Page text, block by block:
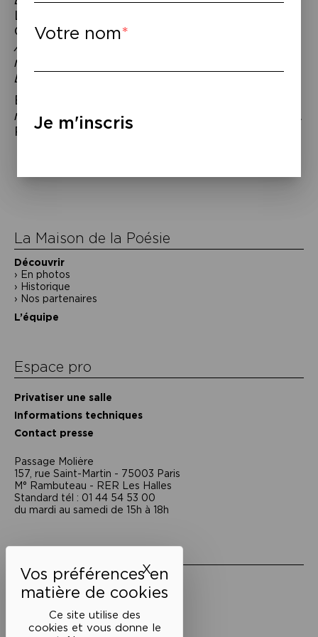
Ce site utilise des
cookies et vous donne le
XMasquer le bandeau des
Leroy, 2021 – À paraître le 4 novembre :
Coffret trilogie Deborah Levy :
Autobiographie en mouvement
ne veux pas savoir
État des lieux
Emanuele Coccia,
maison, trad. de l’italien par Léo Texier, éd.
Rivages, 2021.
de
La Maison de la Poésie
Découvrir
En photos
Historique
Nos partenaires
L’équipe
Espace pro
Privatiser une salle
Informations techniques
Contact presse
Passage Moliėre
157, rue Saint-Martin - 75003 Paris
M° Rambuteau - RER Les Halles
Standard tél : 01 44 54 53 00
du mardi au samedi de 15h à 18h
Mentions légales
Politique de confidentialité
Conditions générales de vente
Cookies
Votre nom
Je m'inscris